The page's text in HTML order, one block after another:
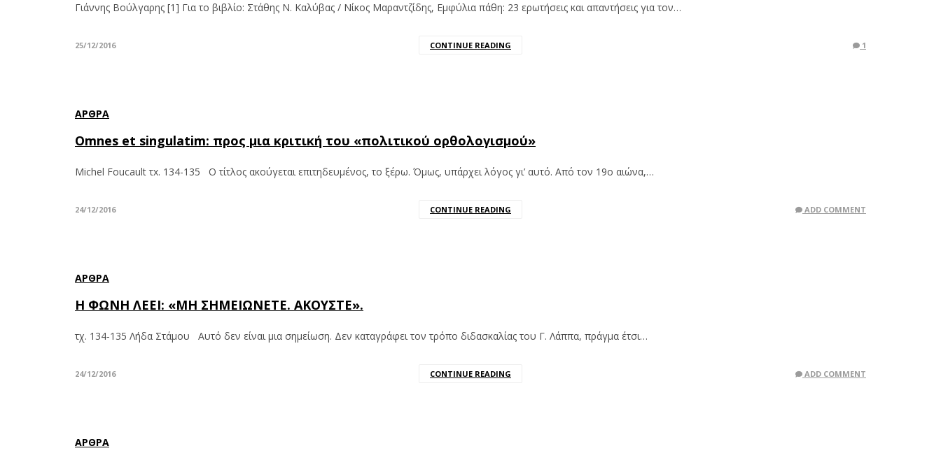
Γιάννης Βούλγαρης [1] Για το βιβλίο: Στάθης Ν. Καλύβας / Νίκος Μαραντζίδης, Εμφύλια πάθη: 23 ερωτήσεις και απαντήσεις για τον…
25/12/2016 CONTINUE READING 1
ΆΡΘΡΑ
Omnes et singulatim: προς μια κριτική του «πολιτικού ορθολογισμού»
Michel Foucault τx. 134-135 Ο τίτλος ακούγεται επιτηδευμένος, το ξέρω. Όμως, υπάρχει λόγος γι’ αυτό. Από τον 19ο αιώνα,…
24/12/2016 CONTINUE READING ADD COMMENT
ΆΡΘΡΑ
Η ΦΩΝΗ ΛΕΕΙ: «ΜΗ ΣΗΜΕΙΩΝΕΤΕ. ΑΚΟΥΣΤΕ».
τχ. 134-135 Λήδα Στάμου Αυτό δεν είναι μια σημείωση. Δεν καταγράφει τον τρόπο διδασκαλίας του Γ. Λάππα, πράγμα έτσι…
24/12/2016 CONTINUE READING ADD COMMENT
ΆΡΘΡΑ